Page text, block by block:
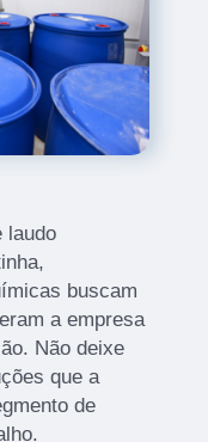
laudo
buscam
a empresa
Não deixe
que a
de